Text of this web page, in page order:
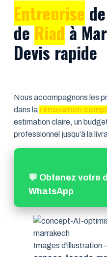
Entreprise
deRiadà
Devis rapide
Nous accompagnons les
dans la rénovation
estimation claire, un
professionnel jusqu’à la
💬 Obtenez votre
WhatsApp
Images d’illustration –